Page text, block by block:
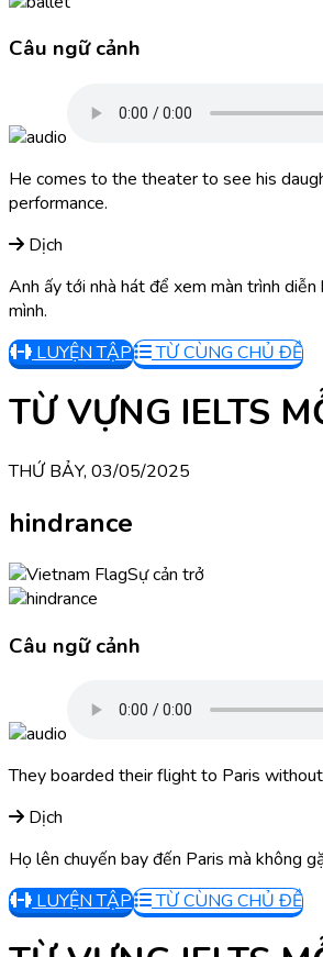
Câu ngữ cảnh
He comes to the theater to see his
performance.
Dịch
Anh ấy tới nhà hát để xem màn trình diễn
mình.
LUYỆN TẬP
TỪ CÙNG CHỦ ĐỀ
TỪ VỰNG IELTS
THỨ BẢY, 03/05/2025
hindrance
Sự cản trở
Câu ngữ cảnh
They boarded their flight to Paris without
Dịch
Họ lên chuyến bay đến Paris mà không
LUYỆN TẬP
TỪ CÙNG CHỦ ĐỀ